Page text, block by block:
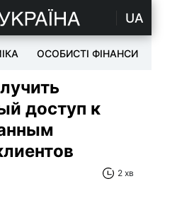
UA
ОСОБИСТІ ФІНАНСИ
доступ к
2 хв